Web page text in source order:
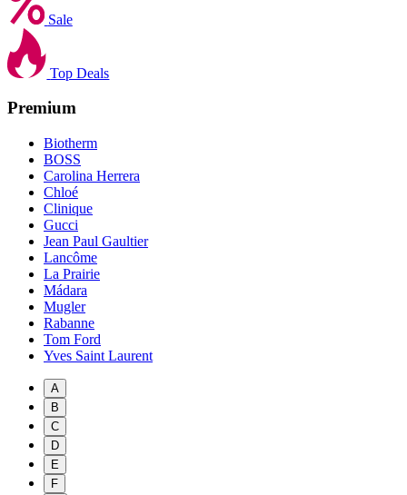
Sale
Top Deals
Premium
Biotherm
BOSS
Carolina Herrera
Chloé
Clinique
Gucci
Jean Paul Gaultier
Lancôme
La Prairie
Mádara
Mugler
Rabanne
Tom Ford
Yves Saint Laurent
A
B
C
D
E
F